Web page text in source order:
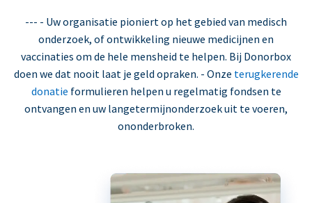
--- - Uw organisatie pioniert op het gebied van medisch
onderzoek, of ontwikkeling nieuwe medicijnen en
vaccinaties om de hele mensheid te helpen. Bij Donorbox
doen we dat nooit laat je geld opraken. - Onze terugkerende
donatie formulieren helpen u regelmatig fondsen te
ontvangen en uw langetermijnonderzoek uit te voeren,
ononderbroken.